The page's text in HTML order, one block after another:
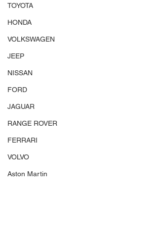
TOYOTA
HONDA
VOLKSWAGEN
JEEP
NISSAN
FORD
JAGUAR
RANGE ROVER
FERRARI
VOLVO
Aston Martin